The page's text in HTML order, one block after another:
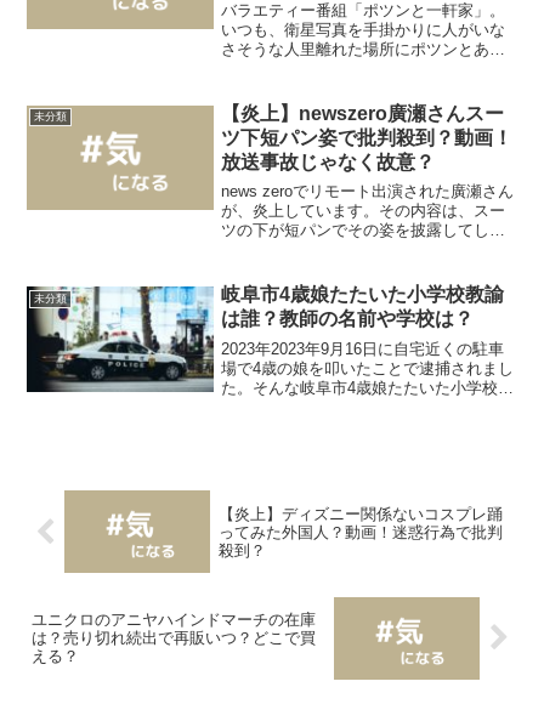
バラエティー番組「ポツンと一軒家」。
いつも、衛星写真を手掛かりに人がいな
さそうな人里離れた場所にポツンとある
する立派なログハウスに訪問する回だっ
たのですが…借り...
未分類
【炎上】newszero廣瀬さんスー
ツ下短パン姿で批判殺到？動画！
放送事故じゃなく故意？
news zeroでリモート出演された廣瀬さん
が、炎上しています。その内容は、スー
ツの下が短パンでその姿を披露してしま
た・ウケたという声もありますが、その
一方で「セクハ...
未分類
岐阜市4歳娘たたいた小学校教諭
は誰？教師の名前や学校は？
2023年2023年9月16日に自宅近くの駐車
場で4歳の娘を叩いたことで逮捕されまし
た。そんな岐阜市4歳娘たたいた小学校教
【炎上】ディズニー関係ないコスプレ踊
ってみた外国人？動画！迷惑行為で批判
殺到？
ユニクロのアニヤハインドマーチの在庫
は？売り切れ続出で再販いつ？どこで買
える？